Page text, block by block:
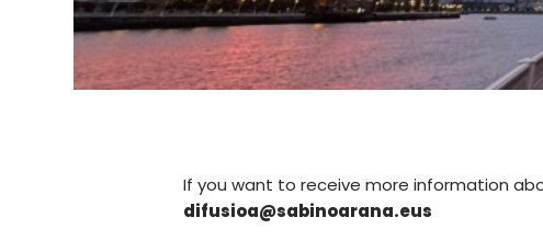
If you want to receive more information
difusioa@sabinoarana.eus